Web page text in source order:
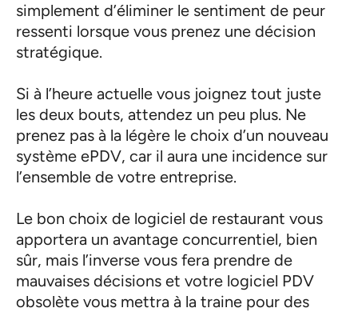
simplement d’éliminer le sentiment de peur
ressenti lorsque vous prenez une décision
stratégique.
Si à l’heure actuelle vous joignez tout juste
les deux bouts, attendez un peu plus. Ne
prenez pas à la légère le choix d’un nouveau
système ePDV, car il aura une incidence sur
l’ensemble de votre entreprise.
Le bon choix de logiciel de restaurant vous
apportera un avantage concurrentiel, bien
sûr, mais l’inverse vous fera prendre de
mauvaises décisions et votre logiciel PDV
obsolète vous mettra à la traine pour des